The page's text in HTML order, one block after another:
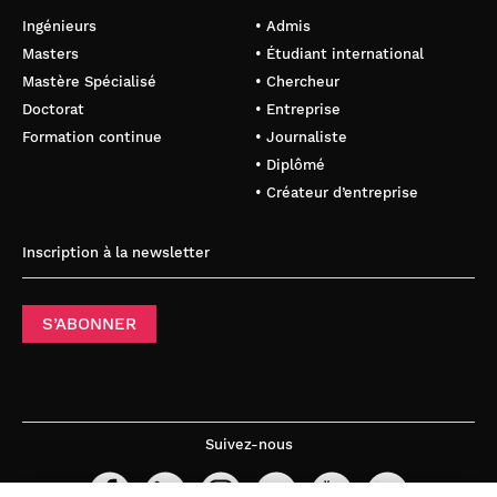
Ingénieurs
Masters
Mastère Spécialisé
Doctorat
Formation continue
• Admis
• Étudiant international
• Chercheur
• Entreprise
• Journaliste
• Diplômé
• Créateur d’entreprise
Inscription à la newsletter
S’ABONNER
Suivez-nous